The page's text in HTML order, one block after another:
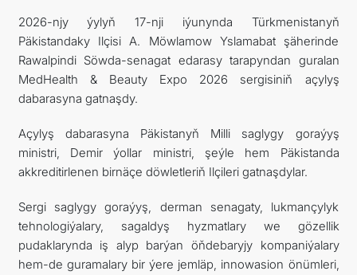
2026-njy ýylyň 17-nji iýunynda Türkmenistanyň
Päkistandaky Ilçisi A. Möwlamow Yslamabat şäherinde
Rawalpindi Söwda-senagat edarasy tarapyndan guralan
MedHealth & Beauty Expo 2026 sergisiniň açylyş
dabarasyna gatnaşdy.
Açylyş dabarasyna Päkistanyň Milli saglygy goraýyş
ministri, Demir ýollar ministri, şeýle hem Päkistanda
akkreditirlenen birnäçe döwletleriň Ilçileri gatnaşdylar.
Sergi saglygy goraýyş, derman senagaty, lukmançylyk
tehnologiýalary, sagaldyş hyzmatlary we gözellik
pudaklarynda iş alyp barýan öňdebaryjy kompaniýalary
hem-de guramalary bir ýere jemläp, innowasion önümleri,